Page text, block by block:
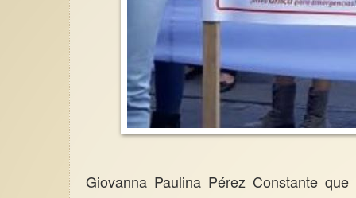
Giovanna Paulina Pérez Constante